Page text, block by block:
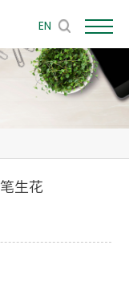
EN
生花